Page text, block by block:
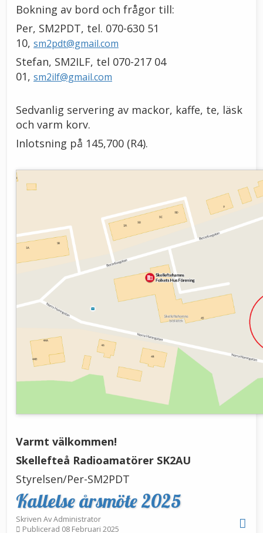
Bokning av bord och frågor till:
Per, SM2PDT, tel. 070-630 51
10, sm2pdt@gmail.com
Stefan, SM2ILF, tel 070-217 04
01, sm2ilf@gmail.com
Sedvanlig servering av mackor, kaffe, te, läsk
och varm korv.
Inlotsning på 145,700 (R4).
Varmt välkommen!
Skellefteå Radioamatörer SK2AU
Styrelsen/Per-SM2PDT
Kallelse årsmöte 2025
Skriven AvAdministrator
Publicerad 08 Februari 2025